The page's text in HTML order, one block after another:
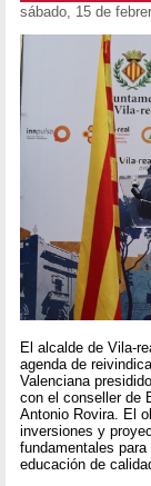
sábado, 15 de
El alcalde de Vila-
agenda de
Valenciana
con el conseller de
Antonio Rovira. El
inversiones y
fundamentales
educación de